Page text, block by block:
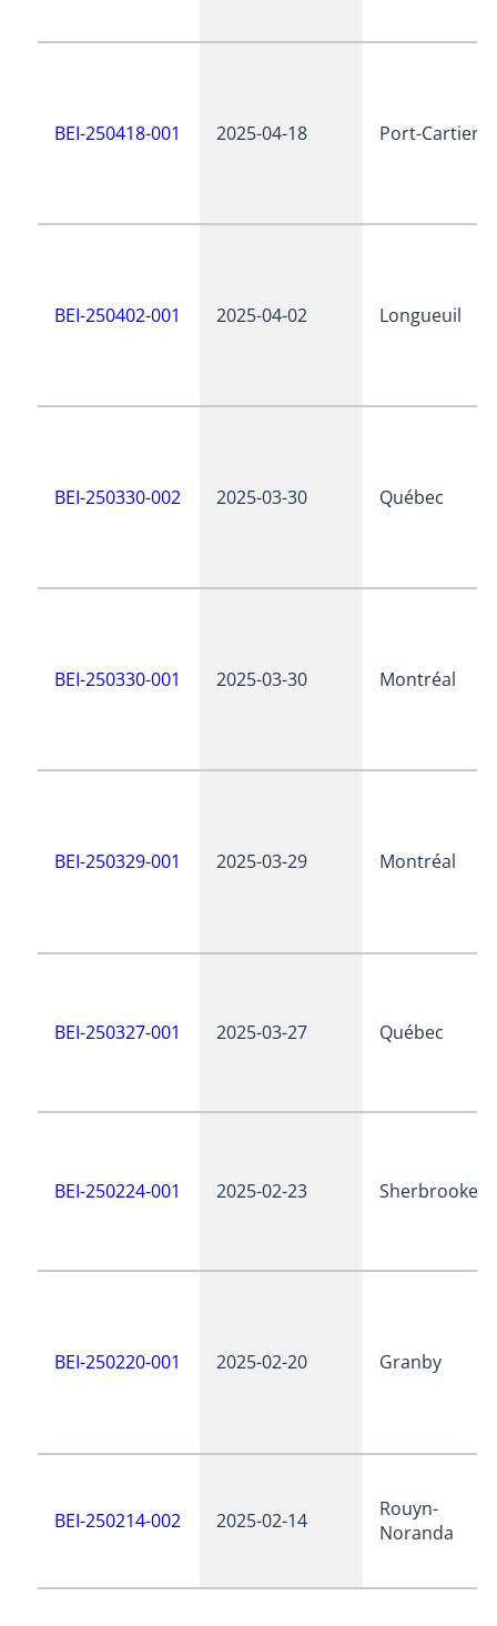
BEI-250418-001 2025-04-18 Port-Cartier
BEI-250402-001 2025-04-02 Longueuil
BEI-250330-002 2025-03-30 Québec
BEI-250330-001 2025-03-30 Montréal
BEI-250329-001 2025-03-29 Montréal
BEI-250327-001 2025-03-27 Québec
BEI-250224-001 2025-02-23 Sherbrooke
BEI-250220-001 2025-02-20 Granby
BEI-250214-002 2025-02-14
Rouyn-
Noranda